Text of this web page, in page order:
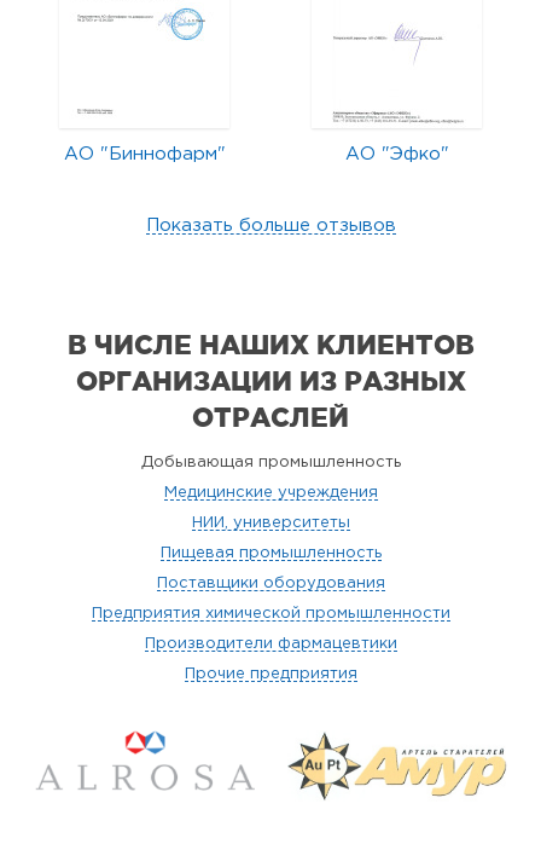
АО "Биннофарм" АО "Эфко"
Показать больше отзывов
В ЧИСЛЕ НАШИХ КЛИЕНТОВ
ОРГАНИЗАЦИИ ИЗ РАЗНЫХ
ОТРАСЛЕЙ
Добывающая промышленность
Медицинские учреждения
НИИ, университеты
Пищевая промышленность
Поставщики оборудования
Предприятия химической промышленности
Производители фармацевтики
Прочие предприятия